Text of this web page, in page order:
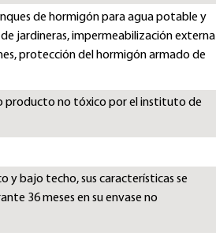
de hormigón para agua potable y
jardineras, impermeabilización externa
protección del hormigón armado de
producto no tóxico por el instituto de
y bajo techo, sus características se
36 meses en su envase no